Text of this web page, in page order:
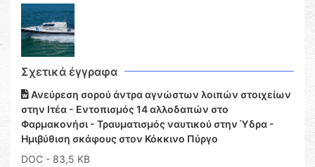
Σχετικά έγγραφα
Ανεύρεση σορού άντρα αγνώστων λοιπών στοιχείων
στην Ιτέα - Εντοπισμός 14 αλλοδαπών στο
Φαρμακονήσι - Τραυματισμός ναυτικού στην Ύδρα -
Ημιβύθιση σκάφους στον Κόκκινο Πύργο
DOC - 83,5 KB